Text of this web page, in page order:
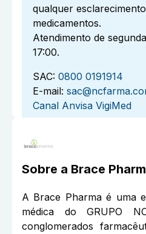
qualquer
medicamentos.
Atendimento de
17:00.
SAC: 0800 0191914
E-mail:
Canal Anvisa VigiMed
Sobre a Brace
A Brace Pharma é uma
médica do GRUPO
conglomerados